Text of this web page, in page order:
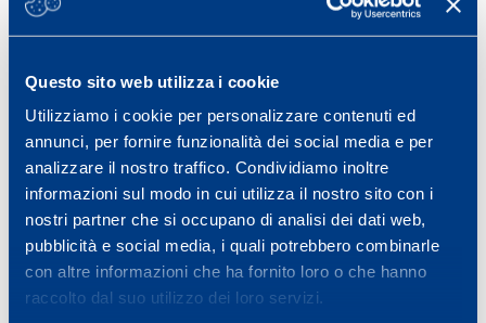
Questo sito web utilizza i cookie
Utilizziamo i cookie per personalizzare contenuti ed
annunci, per fornire funzionalità dei social media e per
analizzare il nostro traffico. Condividiamo inoltre
informazioni sul modo in cui utilizza il nostro sito con i
nostri partner che si occupano di analisi dei dati web,
pubblicità e social media, i quali potrebbero combinarle
con altre informazioni che ha fornito loro o che hanno
raccolto dal suo utilizzo dei loro servizi.
CHIUSURA ESTIVA
Leggi tutto
AMBROGIO BECCARIA PRESENTA “ALLAGRANDE
AMBROGIO BECCARIA PRESENTA
Leggi tutto
Previous page
Page
2 Page
3 Page
5